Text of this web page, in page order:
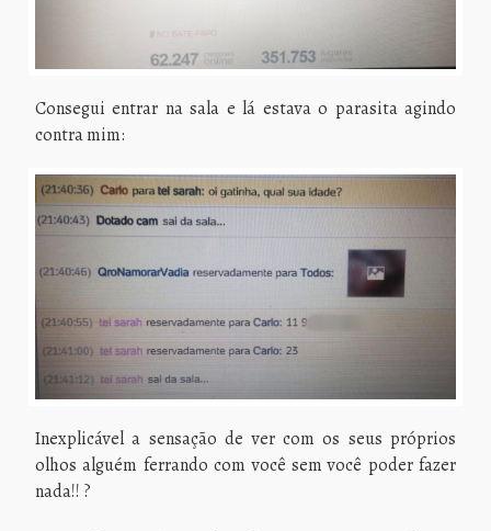
Consegui entrar na sala e lá estava o parasita agindo
contra mim:
Inexplicável a sensação de ver com os seus próprios
olhos alguém ferrando com você sem você poder fazer
nada!! ?